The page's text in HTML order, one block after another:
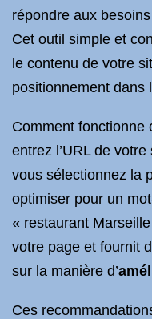
répondre aux
Cet outil simple et
le contenu de votre
positionnement dans
Comment fonctionne
entrez l’URL de
vous sélectionnez la
optimiser pour un
« restaurant
votre page et fournit
sur la manière d’
Ces